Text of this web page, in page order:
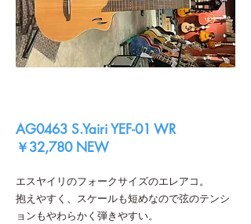
AG0463 S.Yairi YEF-01 WR
￥32,780 NEW
エスヤイリのフォークサイズのエレアコ。
抱えやすく、スケールも短めなので弦のテンシ
ョンもやわらかく弾きやすい。